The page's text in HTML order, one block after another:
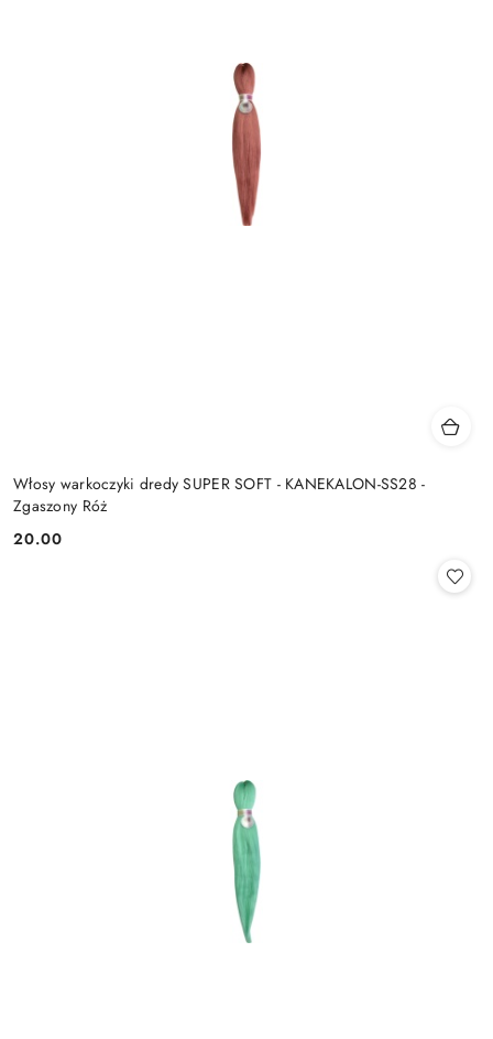
Włosy warkoczyki dredy SUPER SOFT - KANEKALON-SS28 -
Zgaszony Róż
Cena:
20.00